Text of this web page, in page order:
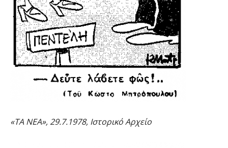
«ΤΑ ΝΕΑ», 29.7.1978, Ιστορικό Αρχείο